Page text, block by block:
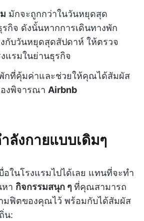
มักจะถูกกว่าในวันหยุดสุด
กิจ ดังนั้นหากการเดินทางพัก
กับวันหยุดสุดสัปดาห์ ให้ตรวจ
แรมในย่านธุรกิจ
พักที่คุ้มค่าและช่วยให้คุณได้สัมผัส
งพิจารณา Airbnb
ลังกายแบบเดิมๆ
อในโรงแรมไปได้เลย แทนที่จะทำ
า กิจกรรมสนุก ๆ ที่คุณสามารถ
มฟิตของคุณไว้ พร้อมกับได้สัมผัส
น: